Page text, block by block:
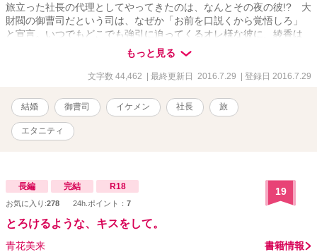
旅立った社長の代理としてやってきたのは、なんとその夜の彼!? 大
財閥の御曹司だという司は、なぜか「お前を口説くから覚悟しろ」
と宣言。いつでもどこでも強引に迫ってくるオレ様な彼に、綾香は
身も心も翻弄されっぱなしで――!? ＊書籍版の一部を公開していま
もっと見る
文字数 44,462 | 最終更新日 2016.7.29 | 登録日 2016.7.29
結婚 御曹司 イケメン 社長 旅
エタニティ
長編 完結 R18
お気に入り:278 24h.ポイント： 7
19
とろけるような、キスをして。
青花美来
書籍情報